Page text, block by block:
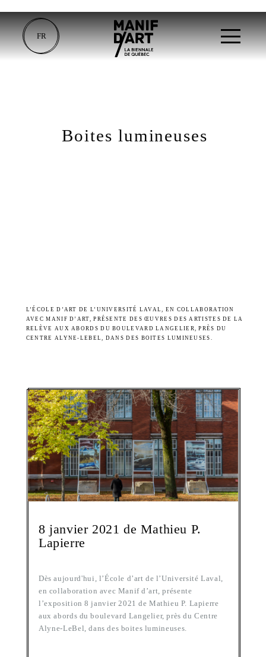
FR
Boites lumineuses
L’ÉCOLE D’ART DE L’UNIVERSITÉ LAVAL, EN COLLABORATION
AVEC MANIF D’ART, PRÉSENTE DES ŒUVRES DES ARTISTES DE LA
RELÈVE AUX ABORDS DU BOULEVARD LANGELIER, PRÈS DU
CENTRE ALYNE-LEBEL, DANS DES BOITES LUMINEUSES.
8 janvier 2021 de Mathieu P.
Lapierre
Dès aujourd'hui, l’École d’art de l’Université Laval,
en collaboration avec Manif d’art, présente
l’exposition 8 janvier 2021 de Mathieu P. Lapierre
aux abords du boulevard Langelier, près du Centre
Alyne-LeBel, dans des boites lumineuses.